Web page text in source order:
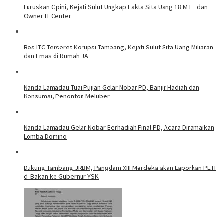
Luruskan Opini, Kejati Sulut Ungkap Fakta Sita Uang 18 M EL dan
Owner IT Center
Bos ITC Terseret Korupsi Tambang, Kejati Sulut Sita Uang Miliaran
dan Emas di Rumah JA
Nanda Lamadau Tuai Pujian Gelar Nobar PD, Banjir Hadiah dan
Konsumsi, Penonton Meluber
Nanda Lamadau Gelar Nobar Berhadiah Final PD, Acara Diramaikan
Lomba Domino
Dukung Tambang JRBM, Pangdam XIII Merdeka akan Laporkan PETI
di Bakan ke Gubernur YSK